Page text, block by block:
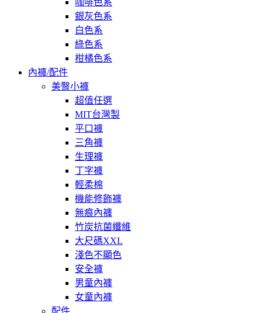
咖啡色系
銀灰色系
白色系
綠色系
柑橘色系
內褲/配件
美臀小褲
超值任選
MIT台灣製
平口褲
三角褲
生理褲
丁字褲
輕柔棉
機能修飾褲
無痕內褲
竹炭抗菌纖維
大尺碼XXL
淺色不顯色
安全褲
男童內褲
女童內褲
配件